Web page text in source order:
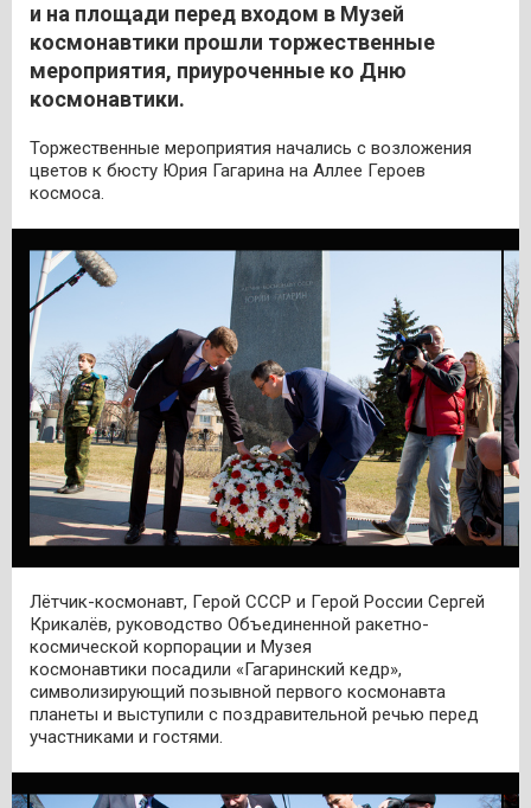
и на площади перед входом в Музей
космонавтики прошли торжественные
мероприятия, приуроченные ко Дню
космонавтики.
Торжественные мероприятия начались с возложения
цветов к бюсту Юрия Гагарина на Аллее Героев
космоса.
Лётчик-космонавт, Герой СССР и Герой России Сергей
Крикалёв, руководство Объединенной ракетно-
космической корпорации и Музея
космонавтики посадили «Гагаринский кедр»,
символизирующий позывной первого космонавта
планеты и выступили с поздравительной речью перед
участниками и гостями.